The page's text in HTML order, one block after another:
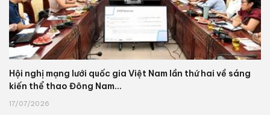
Hội nghị mạng lưới quốc gia Việt Nam lần thứ hai về sáng
kiến thể thao Đông Nam...
17/07/2026